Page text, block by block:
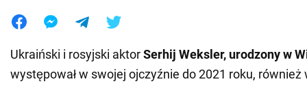
Ukraiński i rosyjski aktorSerhij Weksler, urodzony w
występował w swojej ojczyźnie do 2021 roku, również